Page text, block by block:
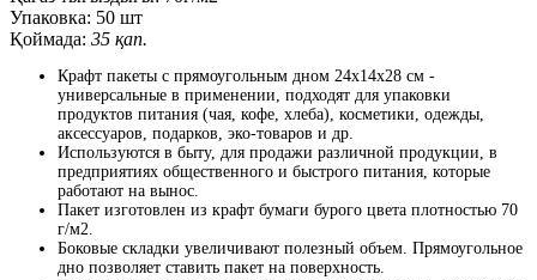
Упаковка: 50 шт
Қоймада: 35 қап.
Крафт пакеты с прямоугольным дном 24x14x28 см -
универсальные в применении, подходят для упаковки
продуктов питания (чая, кофе, хлеба), косметики, одежды,
аксессуаров, подарков, эко-товаров и др.
Используются в быту, для продажи различной продукции, в
предприятиях общественного и быстрого питания, которые
работают на вынос.
Пакет изготовлен из крафт бумаги бурого цвета плотностью 70
г/м2.
Боковые складки увеличивают полезный объем. Прямоугольное
дно позволяет ставить пакет на поверхность.